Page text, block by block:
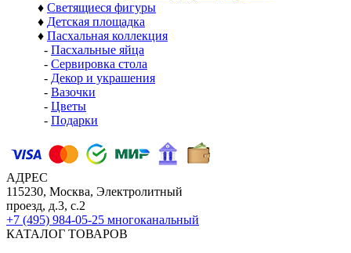
♦ Светящиеся фигуры
♦ Детская площадка
♦ Пасхальная коллекция
- Пасхальные яйца
- Сервировка стола
- Декор и украшения
- Вазочки
- Цветы
- Подарки
АДРЕС
115230, Москва, Электролитный
проезд, д.3, с.2
+7 (495) 984-05-25 многоканальный
КАТАЛОГ ТОВАРОВ